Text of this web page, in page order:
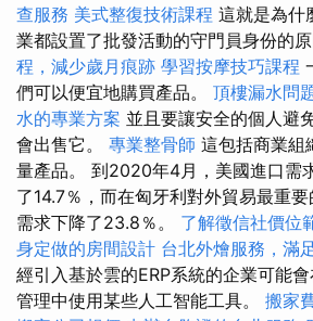
查服務 美式整復技術課程 這就是為什
業都設置了批發活動的守門員身份的原
程，減少歲月痕跡 學習按摩技巧課程
們可以便宜地購買產品。 頂樓漏水問
水的專業方案 並且要讓安全的個人避
會出售它。 專業整骨師 這包括商業組
量產品。 到2020年4月，美國進口需
了14.7％，而在匈牙利對外貿易最重
需求下降了23.8％。 了解徵信社價位
身定做的房間設計 台北外燴服務，滿
經引入基於雲的ERP系統的企業可能
管理中使用某些人工智能工具。 搬家